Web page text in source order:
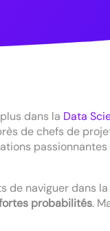
dans la Data
de chefs de
de naviguer dans
probabilités.